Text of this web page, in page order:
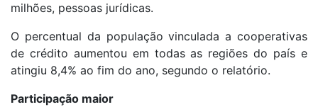
milhões, pessoas jurídicas.
O percentual da população vinculada a cooperativas
de crédito aumentou em todas as regiões do país e
atingiu 8,4% ao fim do ano, segundo o relatório.
Participação maior